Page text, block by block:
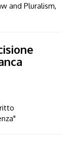
and Pluralism,